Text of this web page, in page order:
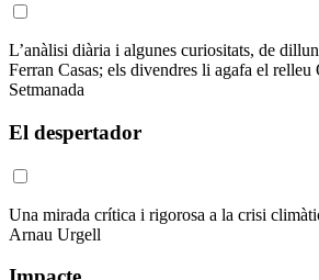
L’anàlisi diària i algunes curiositats, de
Ferran Casas; els divendres li agafa el
Setmanada
El despertador
Una mirada crítica i rigorosa a la crisi
Arnau Urgell